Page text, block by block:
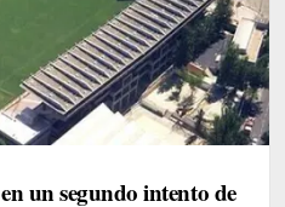
un segundo intento de